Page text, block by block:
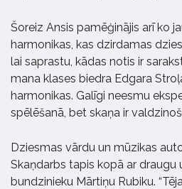
Šoreiz Ansis pamēģinājis arī ko
harmonikas, kas dzirdamas
lai saprastu, kādas notis ir
mana klases biedra Edgara
harmonikas. Galīgi neesmu
spēlēšanā, bet skaņa ir
Dziesmas vārdu un mūzikas
Skaņdarbs tapis kopā ar draugu
bundzinieku Mārtiņu Rubiku.